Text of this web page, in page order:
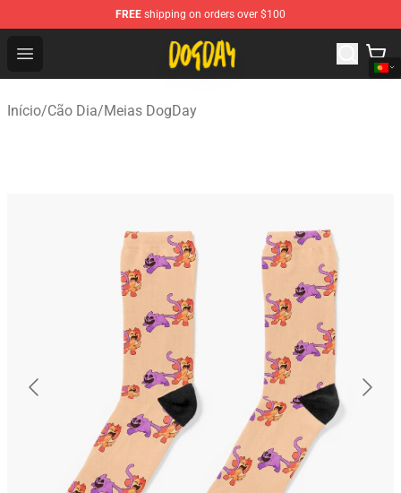
FREE shipping on orders over $100
Open menu
DogDay Store - Official DogDay Merchandise Shop
Início/Cão Dia/Meias DogDay